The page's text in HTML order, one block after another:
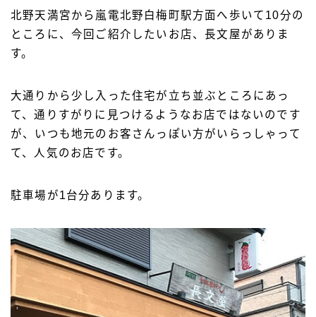
北野天満宮から嵐電北野白梅町駅方面へ歩いて10分の
ところに、今回ご紹介したいお店、長文屋がありま
す。
大通りから少し入った住宅が立ち並ぶところにあっ
て、通りすがりに見つけるようなお店ではないのです
が、いつも地元のお客さんっぽい方がいらっしゃって
て、人気のお店です。
駐車場が1台分あります。